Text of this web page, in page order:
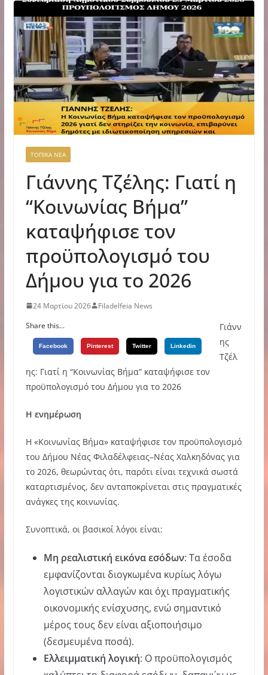
ΤΟΠΙΚΑ ΝΕΑ
Γιάννης Τζέλης: Γιατί η
“Κοινωνίας Βήμα”
καταψήφισε τον
προϋπολογισμό του
Δήμου για το 2026
24 Μαρτίου 2026
Filadelfeia News
Share this...
Facebook Pinterest Twitter Linkedin
Γιάνν
ης
Τζέλ
ης: Γιατί η “Κοινωνίας Βήμα” καταψήφισε τον
προϋπολογισμό του Δήμου για το 2026
Η ενημέρωση
Η «Κοινωνίας Βήμα» καταψήφισε τον προϋπολογισμό
του Δήμου Νέας Φιλαδέλφειας–Νέας Χαλκηδόνας για
το 2026, θεωρώντας ότι, παρότι είναι τεχνικά σωστά
καταρτισμένος, δεν ανταποκρίνεται στις πραγματικές
ανάγκες της κοινωνίας.
Συνοπτικά, οι βασικοί λόγοι είναι:
Μη ρεαλιστική εικόνα εσόδων: Τα έσοδα
εμφανίζονται διογκωμένα κυρίως λόγω
λογιστικών αλλαγών και όχι πραγματικής
οικονομικής ενίσχυσης, ενώ σημαντικό
μέρος τους δεν είναι αξιοποιήσιμο
(δεσμευμένα ποσά).
Ελλειμματική λογική: Ο προϋπολογισμός